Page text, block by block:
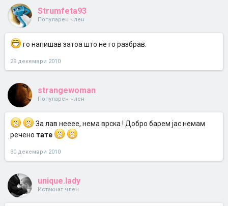
Strumfeta93
Популарен член
го напишав затоа што не го разбрав.
29 декември 2010
strangewoman
Популарен член
За лав нееее, нема врска ! Добро барем јас немам
речено тате
30 декември 2010
unique.lady
Истакнат член